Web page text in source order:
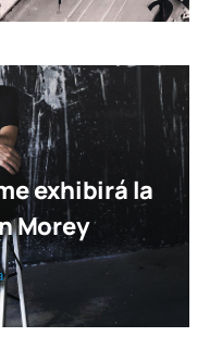
exhibirá la
Morey